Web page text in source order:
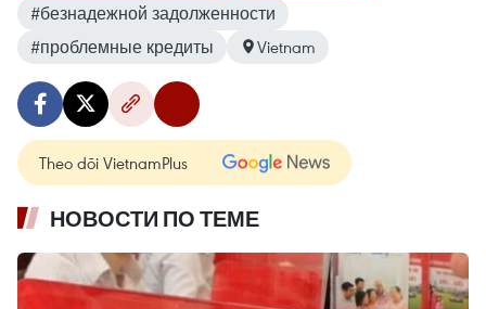
#безнадежной задолженности
#проблемные кредиты
Vietnam
Theo dõi VietnamPlus
НОВОСТИ ПО ТЕМЕ